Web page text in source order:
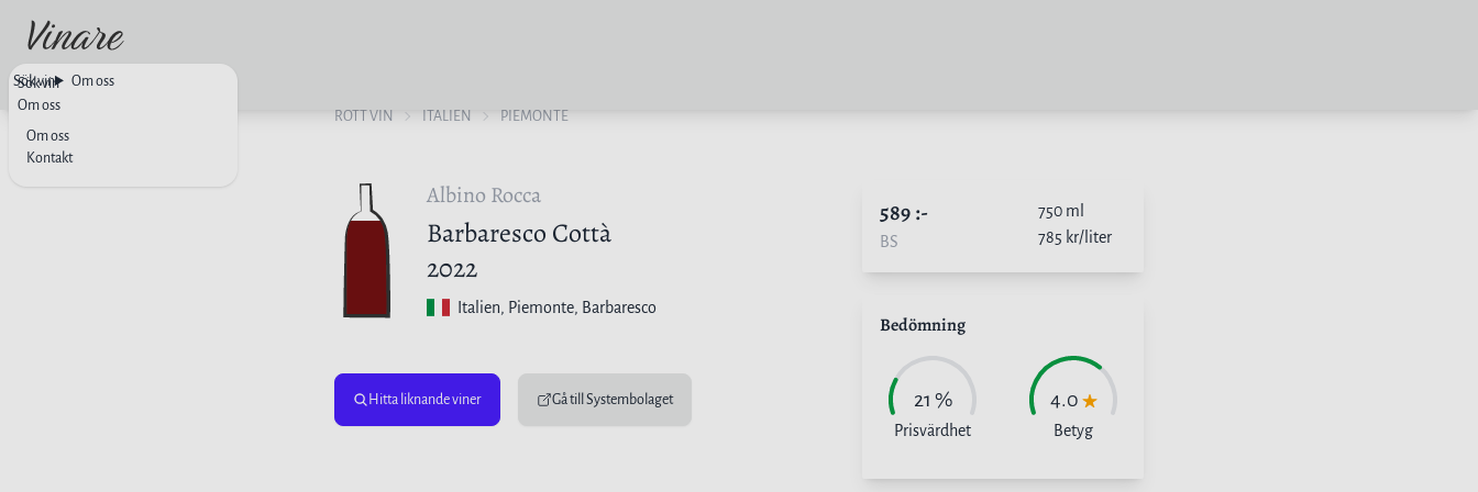
Sök vin
Om oss
Om oss
Kontakt
Sök vin Om oss
RÖTT VIN ITALIEN PIEMONTE
Albino Rocca
Barbaresco Cottà
2022
Italien, Piemonte, Barbaresco
Hitta liknande viner Gå till Systembolaget
589:-
BS
750 ml
785 kr/liter
Bedömning
21 %
Prisvärdhet
4.0
Betyg